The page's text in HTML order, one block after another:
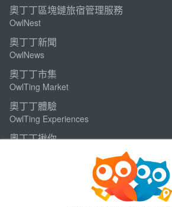
奧丁丁區塊鏈旅宿管理服務
OwlNest
奧丁丁新聞
OwlNews
奧丁丁市集
OwlTing Market
奧丁丁體驗
OwlTing Experiences
奧丁丁揪你